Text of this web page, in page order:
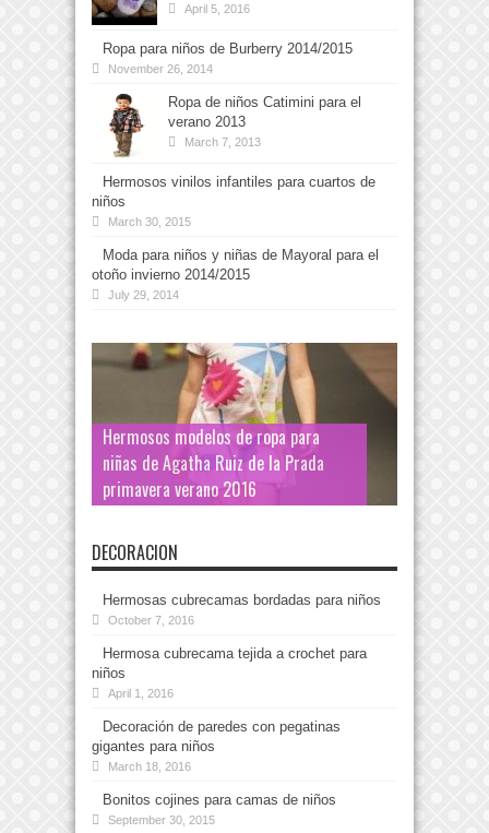
April 5, 2016
Ropa para niños de Burberry 2014/2015
November 26, 2014
Ropa de niños Catimini para el
verano 2013
March 7, 2013
Hermosos vinilos infantiles para cuartos de
niños
March 30, 2015
Moda para niños y niñas de Mayoral para el
otoño invierno 2014/2015
July 29, 2014
Hermosos modelos de ropa para
niñas de Agatha Ruiz de la Prada
primavera verano 2016
DECORACION
Hermosas cubrecamas bordadas para niños
October 7, 2016
Hermosa cubrecama tejida a crochet para
niños
April 1, 2016
Decoración de paredes con pegatinas
gigantes para niños
March 18, 2016
Bonitos cojines para camas de niños
September 30, 2015